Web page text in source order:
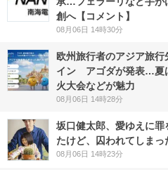
創へ【コメント】
08月06日 14時30分
欧州旅行者のアジア旅
イン アゴダが発表…夏
火大会などが魅力
08月06日 14時28分
坂口健太郎、愛ゆえに
たけど、囚われてしまっ
08月06日 14時23分